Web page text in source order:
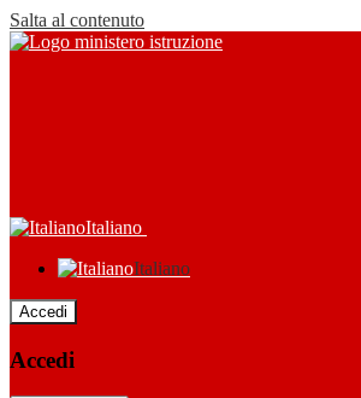
Salta al contenuto
Italiano
Italiano
Accedi
Accedi